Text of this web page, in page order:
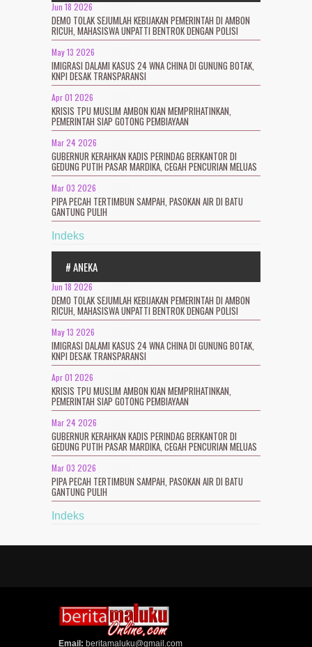
Jun 18 2026
DEMO TOLAK SEJUMLAH KEBIJAKAN PEMERINTAH DI AMBON
RICUH, MAHASISWA UNPATTI BENTROK DENGAN POLISI
May 13 2026
IMIGRASI DALAMI KASUS 24 WNA CHINA DI GUNUNG BOTAK,
KNPI DESAK TRANSPARANSI
Apr 01 2026
KRISIS TPU MUSLIM AMBON KIAN MEMPRIHATINKAN,
PEMERINTAH SIAP GOTONG PEMBIAYAAN
Mar 24 2026
GUBERNUR KERAHKAN KADIS PERINDAG BERKANTOR DI
GEDUNG PUTIH PASAR MARDIKA, CEGAH PENCURIAN MELUAS
Mar 03 2026
PIPA PECAH TERTIMBUN SAMPAH, PASOKAN AIR DI BATU
GANTUNG PULIH
Indeks
# ANEKA
Jun 18 2026
DEMO TOLAK SEJUMLAH KEBIJAKAN PEMERINTAH DI AMBON
RICUH, MAHASISWA UNPATTI BENTROK DENGAN POLISI
May 13 2026
IMIGRASI DALAMI KASUS 24 WNA CHINA DI GUNUNG BOTAK,
KNPI DESAK TRANSPARANSI
Apr 01 2026
KRISIS TPU MUSLIM AMBON KIAN MEMPRIHATINKAN,
PEMERINTAH SIAP GOTONG PEMBIAYAAN
Mar 24 2026
GUBERNUR KERAHKAN KADIS PERINDAG BERKANTOR DI
GEDUNG PUTIH PASAR MARDIKA, CEGAH PENCURIAN MELUAS
Mar 03 2026
PIPA PECAH TERTIMBUN SAMPAH, PASOKAN AIR DI BATU
GANTUNG PULIH
Indeks
Email: beritamaluku@gmail.com